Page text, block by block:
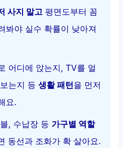
사지 말고 평면도부터 꼼
봐야 실수 확률이 낮아져
어디에 앉는지, TV를 얼
는지 등 생활 패턴을 먼저
요.
, 수납장 등 가구별 역할
동선과 조화가 확 살아요.